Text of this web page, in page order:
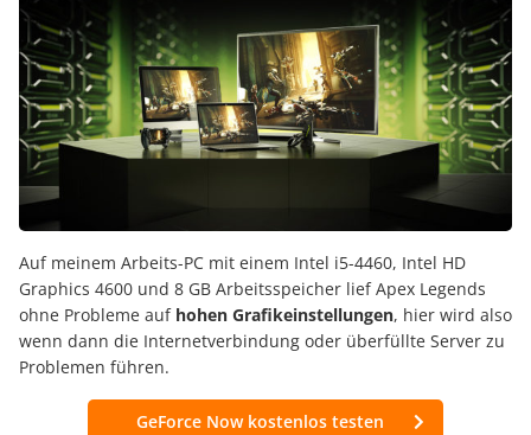
Auf meinem Arbeits-PC mit einem Intel i5-4460, Intel HD
Graphics 4600 und 8 GB Arbeitsspeicher lief Apex Legends
ohne Probleme auf hohen Grafikeinstellungen, hier wird also
wenn dann die Internetverbindung oder überfüllte Server zu
Problemen führen.
GeForce Now kostenlos testen